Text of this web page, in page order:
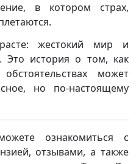
в котором страх,
жестокий мир и
Это история о том, как
может
но по-настоящему
ознакомиться с
отзывами, а также